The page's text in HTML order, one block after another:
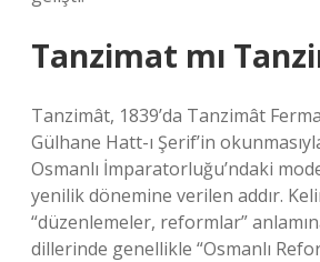
Tanzimat mı
Tanzimât, 1839’da Tanzimât
Gülhane Hatt-ı Şerif’in
Osmanlı İmparatorluğu’ndaki
yenilik dönemine verilen addır.
“düzenlemeler, reformlar”
dillerinde genellikle “Osmanlı